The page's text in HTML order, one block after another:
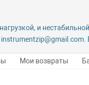
и
Мои возвраты